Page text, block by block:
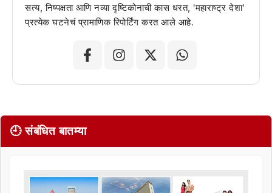
सत्य, निष्पक्षता आणि नव्या दृष्टिकोनाची कास धरत, 'महाराष्ट्र देशा'
प्रत्येक घटनेचं प्रामाणिक रिपोर्टिंग करत आले आहे.
🕘 संबंधित बातम्या